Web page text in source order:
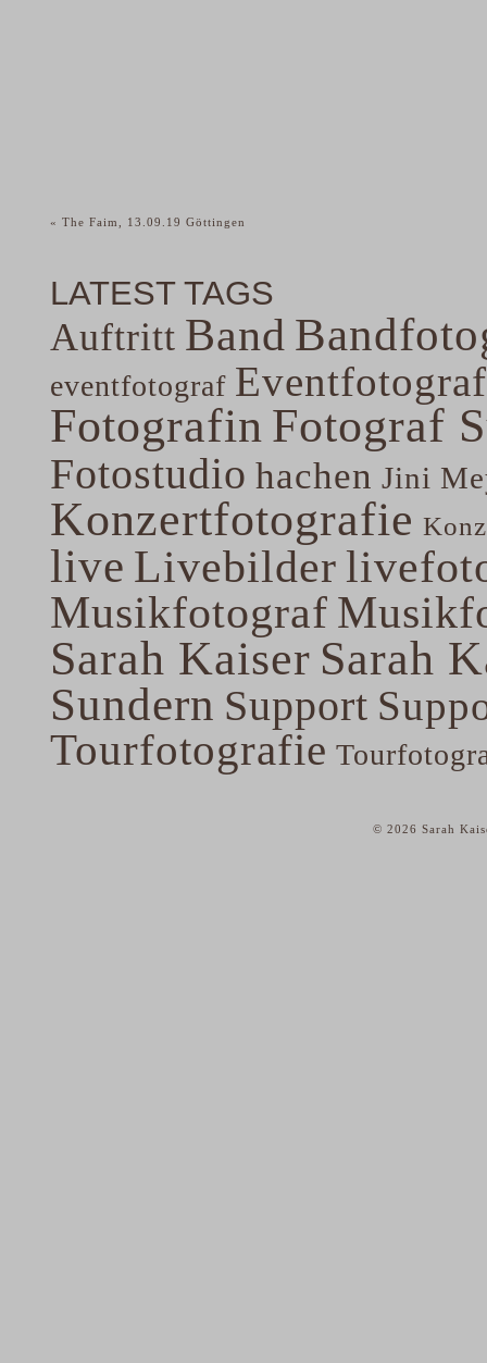
« The Faim, 13.09.19 Göttingen
LATEST TAGS
Auftritt Band
eventfotograf
Fotografin Fotograf
Fotostudio hachen Jini
Konzertfotografie
live Livebilder
Musikfotograf
Sarah Kaiser Sarah
Sundern Support
Tourfotografie
© 2026 Sarah